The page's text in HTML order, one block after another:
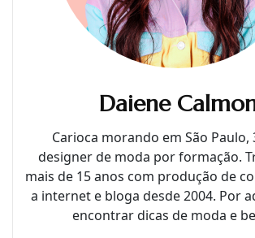
Daiene
Carioca morando em São Paulo,
designer de moda por formação.
mais de 15 anos com produção de
a internet e bloga desde 2004. Por
encontrar dicas de moda e